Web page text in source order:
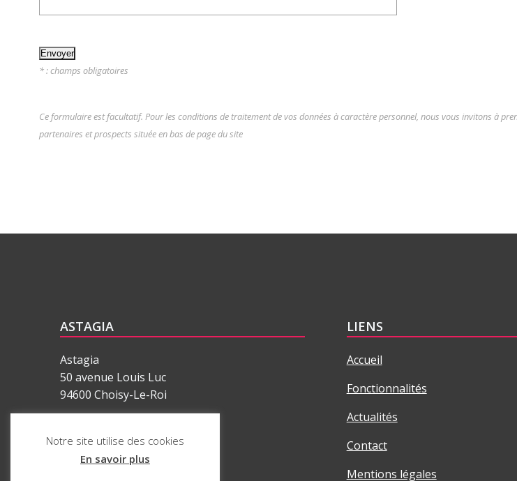
* : champs obligatoires
Ce formulaire est facultatif. Pour les conditions de traitement de vos données à caractère personnel, nous vous invitons à
partenaires et prospects située en bas de page du site
ASTAGIA
Astagia
50 avenue Louis Luc
94600 Choisy-Le-Roi
LIENS
Accueil
Fonctionnalités
Actualités
Contact
Mentions légales
Notre site utilise des cookies
En savoir plus